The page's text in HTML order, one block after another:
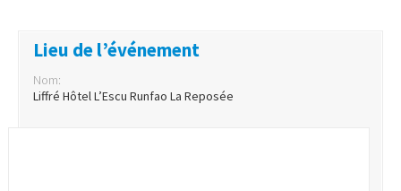
Lieu de l’événement
Nom:
Liffré Hôtel L’Escu Runfao La Reposée